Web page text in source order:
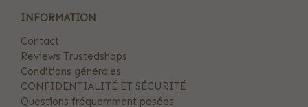
INFORMATION
Contact
Reviews Trustedshops
Conditions générales
CONFIDENTIALITÉ ET SÉCURITÉ
Questions fréquemment posées